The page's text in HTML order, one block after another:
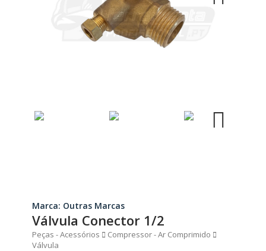
Marca: Outras Marcas
Válvula Conector 1/2
Peças - Acessórios
Compressor - Ar Comprimido
Válvula